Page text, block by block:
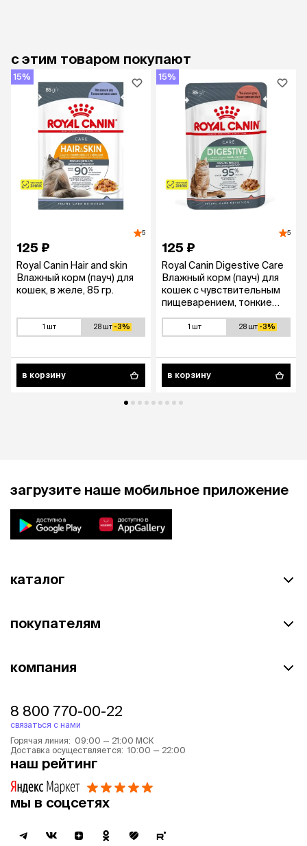
с этим товаром покупают
15%
5
125 ₽
Royal Canin Hair and skin
Влажный корм (пауч) для
кошек, в желе, 85 гр.
1 шт 28 шт -3%
в корзину
15%
5
125 ₽
Royal Canin Digestive Care
Влажный корм (пауч) для
кошек с чувствительным
пищеварением, тонкие
1 шт 28 шт -3%
в корзину
загрузите наше мобильное приложение
каталог
покупателям
компания
8 800 770-00-22
связаться с нами
Горячая линия: 09:00 — 21:00 МСК
Доставка осуществляется: 10:00 — 22:00
наш рейтинг
мы в соцсетях